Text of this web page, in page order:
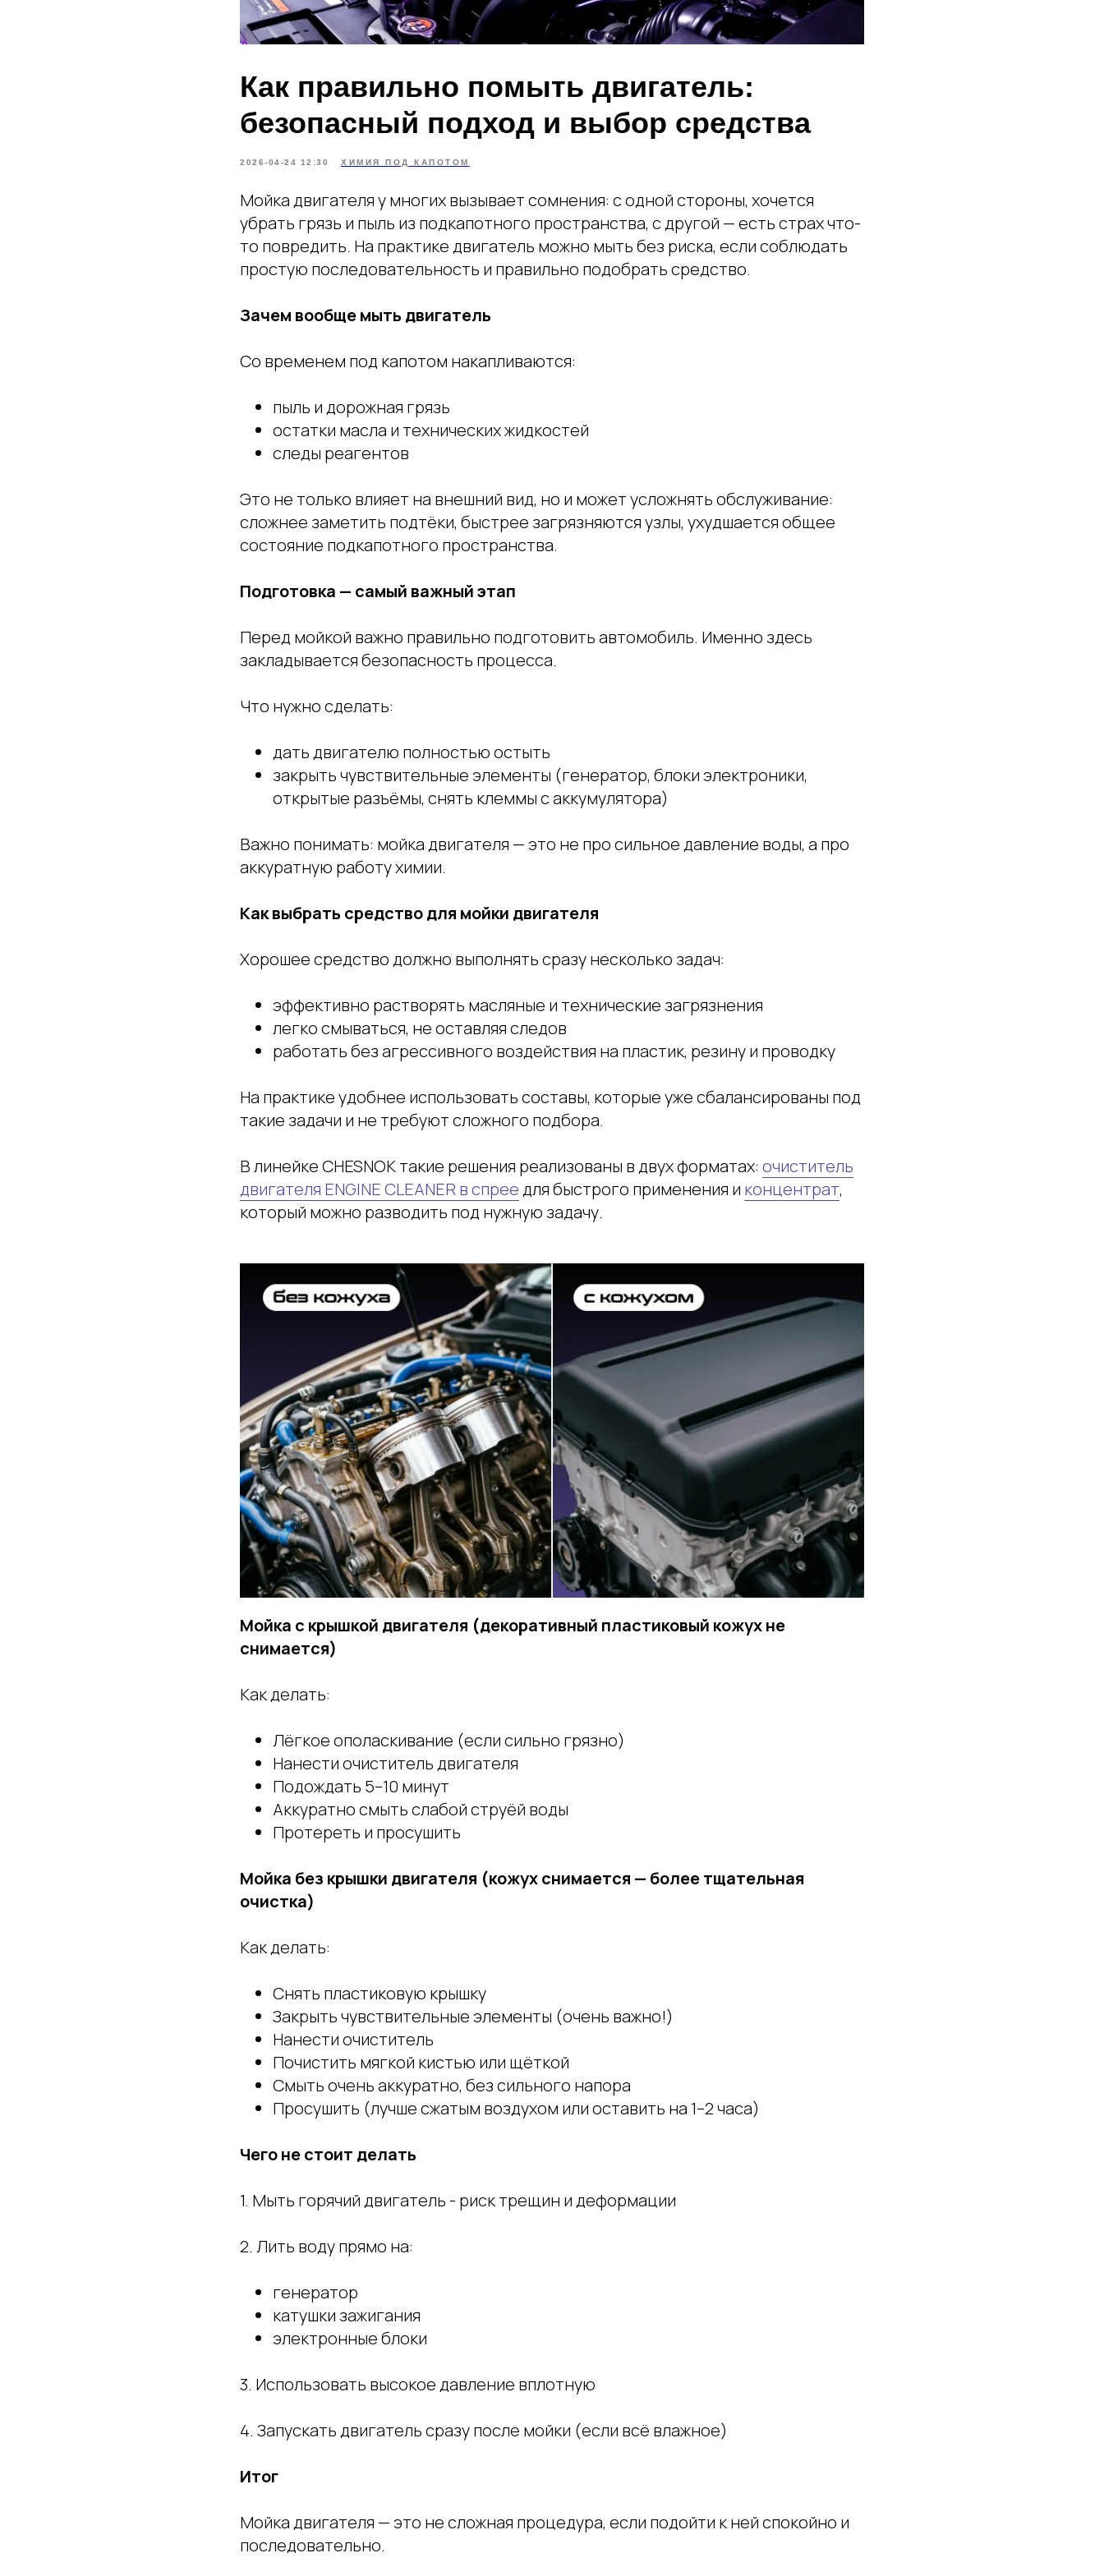
Как правильно помыть двигатель:
безопасный подход и выбор средства
2026-04-24 12:30 ХИМИЯ ПОД КАПОТОМ
Мойка двигателя у многих вызывает сомнения: с одной стороны, хочется
убрать грязь и пыль из подкапотного пространства, с другой — есть страх что-
то повредить. На практике двигатель можно мыть без риска, если соблюдать
простую последовательность и правильно подобрать средство.
Зачем вообще мыть двигатель
Со временем под капотом накапливаются:
пыль и дорожная грязь
остатки масла и технических жидкостей
следы реагентов
Это не только влияет на внешний вид, но и может усложнять обслуживание:
сложнее заметить подтёки, быстрее загрязняются узлы, ухудшается общее
состояние подкапотного пространства.
Подготовка — самый важный этап
Перед мойкой важно правильно подготовить автомобиль. Именно здесь
закладывается безопасность процесса.
Что нужно сделать:
дать двигателю полностью остыть
закрыть чувствительные элементы (генератор, блоки электроники,
открытые разъёмы, снять клеммы с аккумулятора)
Важно понимать: мойка двигателя — это не про сильное давление воды, а про
аккуратную работу химии.
Как выбрать средство для мойки двигателя
Хорошее средство должно выполнять сразу несколько задач:
эффективно растворять масляные и технические загрязнения
легко смываться, не оставляя следов
работать без агрессивного воздействия на пластик, резину и проводку
На практике удобнее использовать составы, которые уже сбалансированы под
такие задачи и не требуют сложного подбора.
В линейке CHESNOK такие решения реализованы в двух форматах: очиститель
двигателя ENGINE CLEANER в спреедля быстрого применения и концентрат,
который можно разводить под нужную задачу.
Мойка с крышкой двигателя (декоративный пластиковый кожух не
снимается)
Как делать:
Лёгкое ополаскивание (если сильно грязно)
Нанести очиститель двигателя
Подождать 5–10 минут
Аккуратно смыть слабой струёй воды
Протереть и просушить
Мойка без крышки двигателя (кожух снимается — более тщательная
очистка)
Как делать:
Снять пластиковую крышку
Закрыть чувствительные элементы (очень важно!)
Нанести очиститель
Почистить мягкой кистью или щёткой
Смыть очень аккуратно, без сильного напора
Просушить (лучше сжатым воздухом или оставить на 1–2 часа)
Чего не стоит делать
1. Мыть горячий двигатель - риск трещин и деформации
2. Лить воду прямо на:
генератор
катушки зажигания
электронные блоки
3. Использовать высокое давление вплотную
4. Запускать двигатель сразу после мойки (если всё влажное)
Итог
Мойка двигателя — это не сложная процедура, если подойти к ней спокойно и
последовательно.